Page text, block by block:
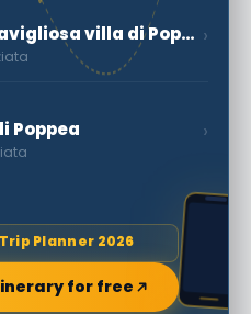
Oplontis e la meravigliosa villa di Poppea ›
Poppea ›
Planner 2026
for free